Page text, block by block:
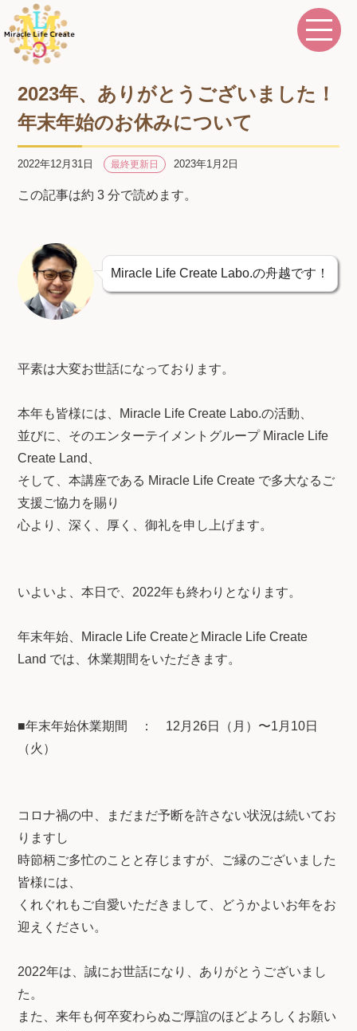
2023年、ありがとうございました！
年末年始のお休みについて
2022年12月31日 最終更新日 2023年1月2日
この記事は約 3 分で読めます。
Miracle Life Create Labo.の舟越です！
平素は大変お世話になっております。
本年も皆様には、Miracle Life Create Labo.の活動、
並びに、そのエンターテイメントグループ Miracle Life
Create Land、
そして、本講座である Miracle Life Create で多大なるご
支援ご協力を賜り
心より、深く、厚く、御礼を申し上げます。
いよいよ、本日で、2022年も終わりとなります。
年末年始、Miracle Life CreateとMiracle Life Create
Land では、休業期間をいただきます。
■年末年始休業期間 ： 12月26日（月）〜1月10日
（火）
コロナ禍の中、まだまだ予断を許さない状況は続いてお
りますし
時節柄ご多忙のことと存じますが、ご縁のございました
皆様には、
くれぐれもご自愛いただきまして、どうかよいお年をお
迎えください。
2022年は、誠にお世話になり、ありがとうございまし
た。
また、来年も何卒変わらぬご厚誼のほどよろしくお願い